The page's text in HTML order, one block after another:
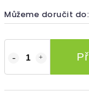
Můžeme doručit do: